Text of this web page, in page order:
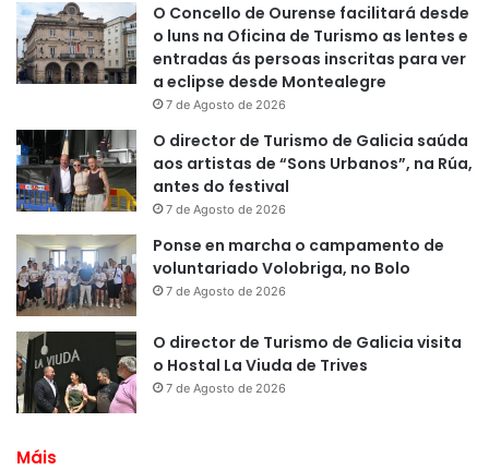
O Concello de Ourense facilitará desde
o luns na Oficina de Turismo as lentes e
entradas ás persoas inscritas para ver
a eclipse desde Montealegre
7 de Agosto de 2026
O director de Turismo de Galicia saúda
aos artistas de “Sons Urbanos”, na Rúa,
antes do festival
7 de Agosto de 2026
Ponse en marcha o campamento de
voluntariado Volobriga, no Bolo
7 de Agosto de 2026
O director de Turismo de Galicia visita
o Hostal La Viuda de Trives
7 de Agosto de 2026
Máis